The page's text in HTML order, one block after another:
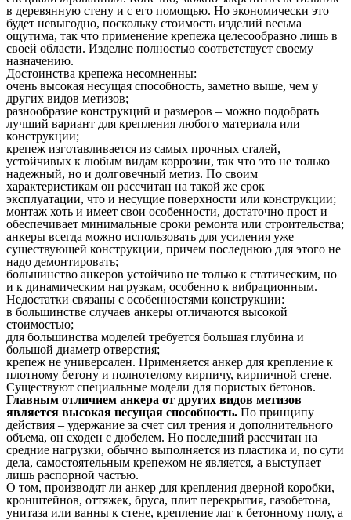
в деревянную стену и с его помощью. Но экономически это
будет невыгодно, поскольку стоимость изделий весьма
ощутима, так что применение крепежа целесообразно лишь в
своей области. Изделие полностью соответствует своему
назначению.
Достоинства крепежа несомненны:
очень высокая несущая способность, заметно выше, чем у
других видов метизов;
разнообразие конструкций и размеров – можно подобрать
лучший вариант для крепления любого материала или
конструкции;
крепеж изготавливается из самых прочных сталей,
устойчивых к любым видам коррозии, так что это не только
надежный, но и долговечный метиз. По своим
характеристикам он рассчитан на такой же срок
эксплуатации, что и несущие поверхности или конструкции;
монтаж хоть и имеет свои особенности, достаточно прост и
обеспечивает минимальные сроки ремонта или строительства;
анкеры всегда можно использовать для усиления уже
существующей конструкции, причем последнюю для этого не
надо демонтировать;
большинство анкеров устойчиво не только к статическим, но
и к динамическим нагрузкам, особенно к вибрационным.
Недостатки связаны с особенностями конструкции:
в большинстве случаев анкеры отличаются высокой
стоимостью;
для большинства моделей требуется большая глубина и
большой диаметр отверстия;
крепеж не универсален. Применяется анкер для крепление к
плотному бетону и полнотелому кирпичу, кирпичной стене.
Существуют специальные модели для пористых бетонов.
Главным отличием анкера от других видов метизов
является высокая несущая способность. По принципу
действия – удержание за счет сил трения и дополнительного
объема, он сходен с дюбелем. Но последний рассчитан на
средние нагрузки, обычно выполняется из пластика и, по сути
дела, самостоятельным крепежом не является, а выступает
лишь распорной частью.
О том, производят ли анкер для крепления дверной коробки,
кронштейнов, оттяжек, бруса, плит перекрытия, газобетона,
унитаза или ванны к стене, крепление лаг к бетонному полу, а